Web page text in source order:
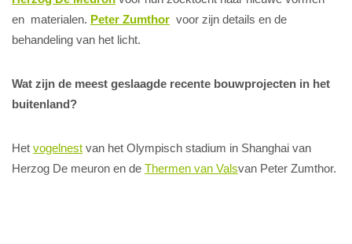
en materialen. Peter Zumthor voor zijn details en de
behandeling van het licht.
Wat zijn de meest geslaagde recente bouwprojecten in het
buitenland?
Het vogelnest van het Olympisch stadium in Shanghai van
Herzog De meuron en de Thermen van Valsvan Peter Zumthor.